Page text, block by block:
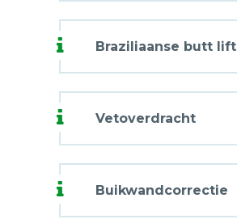
Braziliaanse butt lift
Vetoverdracht
Buikwandcorrectie